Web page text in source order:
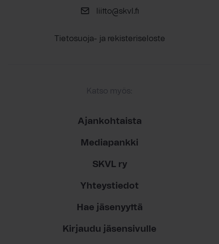
liitto@skvl.fi
Tietosuoja- ja rekisteriseloste
Katso myös:
Ajankohtaista
Mediapankki
SKVL ry
Yhteystiedot
Hae jäsenyyttä
Kirjaudu jäsensivulle